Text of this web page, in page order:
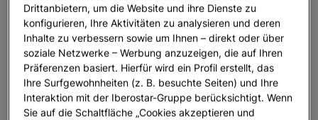
November dauert.
Wo in Punta Cana mit Kindern übernachten:
Familienhotels und All-Inclusive
All-Inclusive, das das Leben wirklich erleichtert
Drittanbietern, um die Website und ihre Dienste zu
konfigurieren, Ihre Aktivitäten zu analysieren und deren
Inhalte zu verbessern sowie um Ihnen – direkt oder über
soziale Netzwerke – Werbung anzuzeigen, die auf Ihren
Präferenzen basiert. Hierfür wird ein Profil erstellt, das
Ihre Surfgewohnheiten (z. B. besuchte Seiten) und Ihre
Interaktion mit der Iberostar-Gruppe berücksichtigt. Wenn
Sie auf die Schaltfläche „Cookies akzeptieren und